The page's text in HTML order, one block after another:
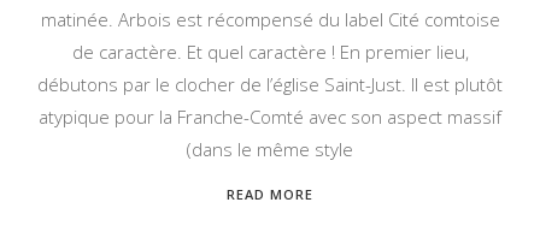
matinée. Arbois est récompensé du label Cité comtoise
de caractère. Et quel caractère ! En premier lieu,
débutons par le clocher de l’église Saint-Just. Il est plutôt
atypique pour la Franche-Comté avec son aspect massif
(dans le même style
READ MORE